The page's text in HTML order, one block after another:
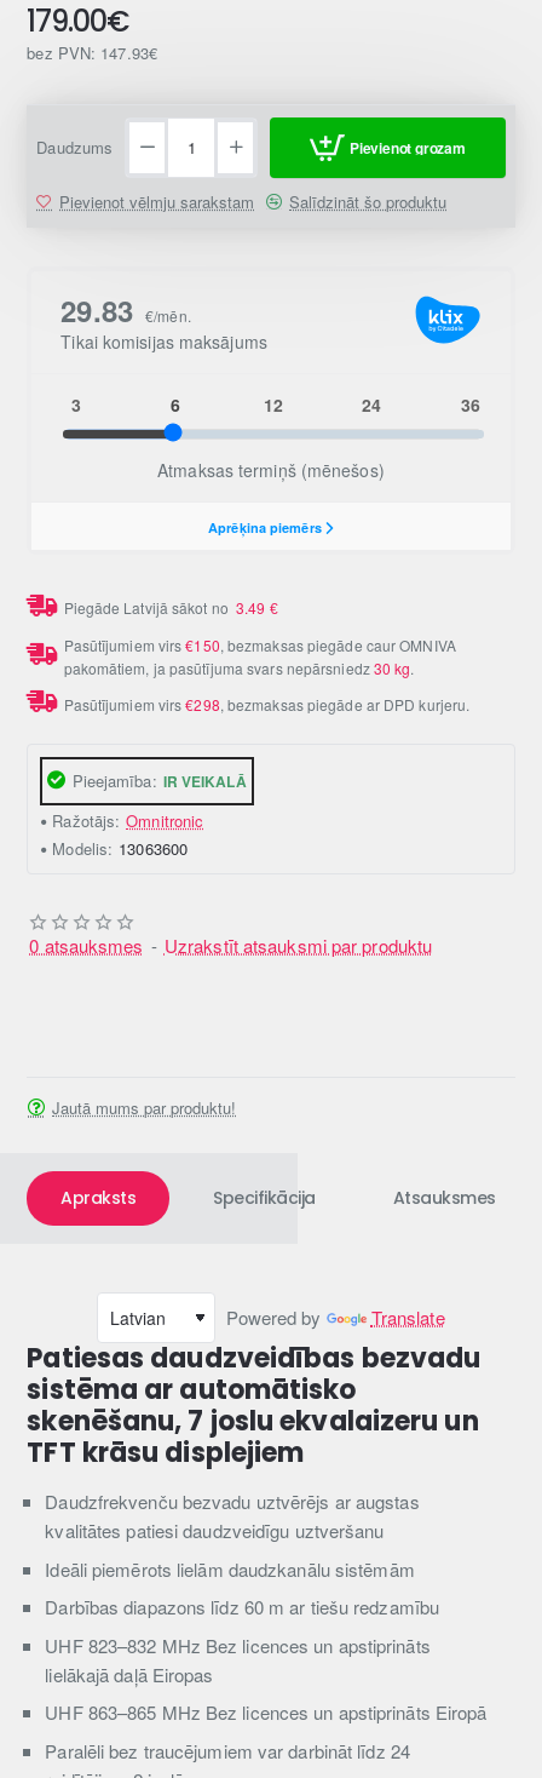
Pieejamība: IR VEIKALĀ
Ražotājs: Omnitronic
Modelis: 13063600
0 atsauksmes - Uzrakstīt atsauksmi par produktu
179.00€
bez PVN: 147.93€
Daudzums Pievienot grozam
Pievienot vēlmju sarakstam Salīdzināt šo produktu
Piegāde Latvijā sākot no3.49 €
Pasūtījumiem virs€150, bezmaksas piegāde caur OMNIVA
pakomātiem, ja pasūtījuma svars nepārsniedz30 kg.
Pasūtījumiem virs€298, bezmaksas piegāde ar DPD kurjeru.
Jautā mums par produktu!
Apraksts Specifikācija Atsauksmes
Powered by Translate
Patiesas daudzveidības bezvadu
sistēma ar automātisko
skenēšanu, 7 joslu ekvalaizeru un
TFT krāsu displejiem
Daudzfrekvenču bezvadu uztvērējs ar augstas
kvalitātes patiesi daudzveidīgu uztveršanu
Ideāli piemērots lielām daudzkanālu sistēmām
Darbības diapazons līdz 60 m ar tiešu redzamību
UHF 823–832 MHz Bez licences un apstiprināts
lielākajā daļā Eiropas
UHF 863–865 MHz Bez licences un apstiprināts Eiropā
Paralēli bez traucējumiem var darbināt līdz 24